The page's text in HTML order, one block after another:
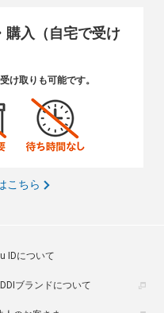
購入（自宅で受け
け取りも可能です。
こちら
IDについて
ブランドについて